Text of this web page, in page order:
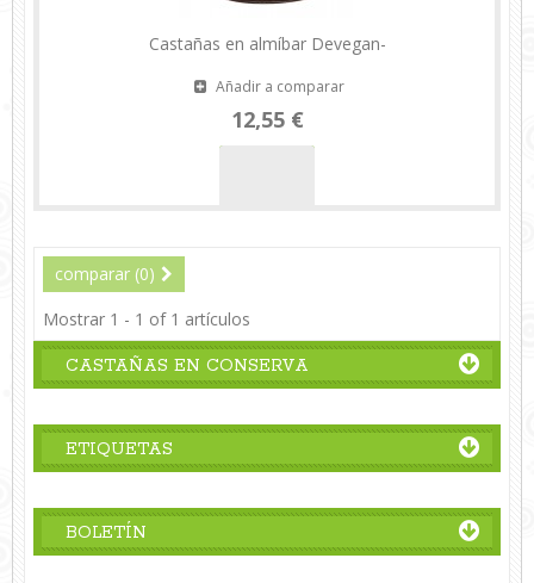
Castañas en almíbar Devegan-
Añadir a comparar
12,55 €
comparar (0)
Mostrar 1 - 1 of 1 artículos
CASTAÑAS EN CONSERVA
ETIQUETAS
BOLETÍN